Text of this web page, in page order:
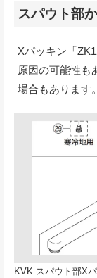
スパウト部
Xパッキン「
原因の可能性も
場合もあります。
KVK スパウト部X